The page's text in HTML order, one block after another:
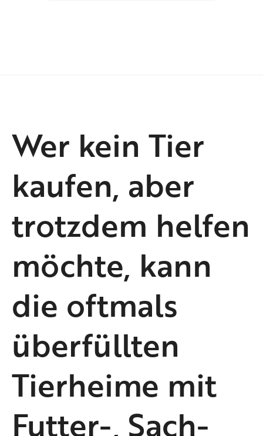
Wer kein Tier
kaufen, aber
trotzdem helfen
möchte, kann
die oftmals
überfüllten
Tierheime mit
Futter-, Sach-